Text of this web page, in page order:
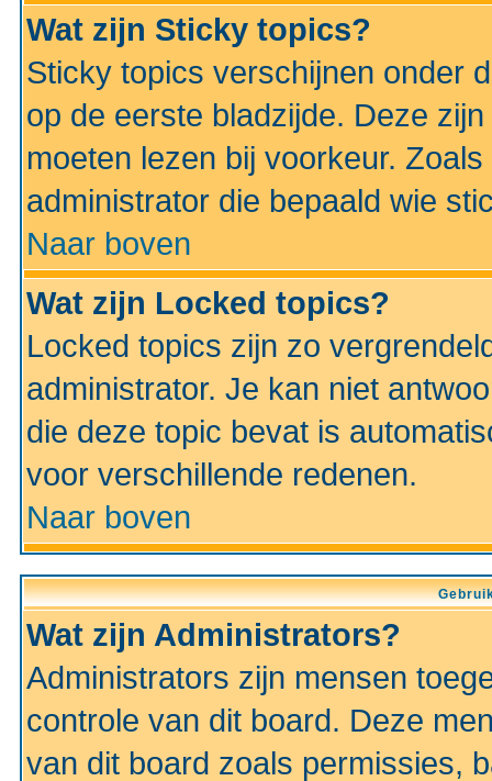
Wat zijn Sticky topics?
Sticky topics verschijnen onder
op de eerste bladzijde. Deze
moeten lezen bij voorkeur.
administrator die bepaald wie
Naar boven
Wat zijn Locked topics?
Locked topics zijn zo
administrator. Je kan niet
die deze topic bevat is
voor verschillende redenen.
Naar boven
Wat zijn Administrators?
Administrators zijn mensen
controle van dit board. Deze
van dit board zoals permissies,